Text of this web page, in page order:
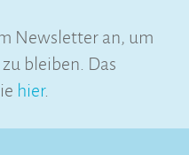
Newsletter an, um
bleiben. Das
hier.